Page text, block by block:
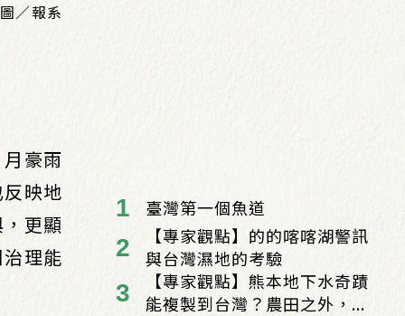
／報系
豪雨
映地
更顯
理能
臺灣第一個魚道
【專家觀點】的的喀喀湖警訊
與台灣濕地的考驗
【專家觀點】熊本地下水奇蹟
能複製到台灣？農田之外，...